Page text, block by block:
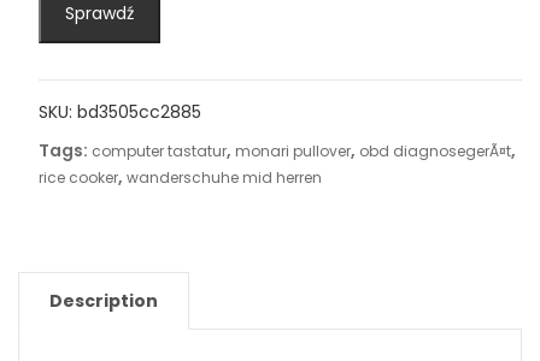
Sprawdź
SKU: bd3505cc2885
Tags: computer tastatur, monari pullover, obd diagnosegerÃ¤t,
rice cooker, wanderschuhe mid herren
Description